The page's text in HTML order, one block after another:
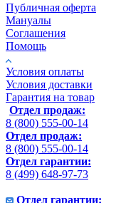
Публичная оферта
Мануалы
Соглашения
Помощь
Условия оплаты
Условия доставки
Гарантия на товар
Отдел продаж:
8 (800) 555-00-14
Отдел продаж:
8 (800) 555-00-14
Отдел гарантии:
8 (499) 648-97-73
Отдел гарантии: